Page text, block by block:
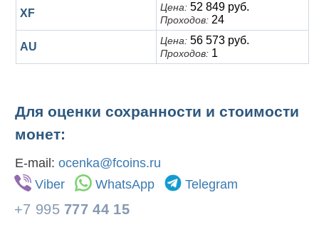
XF Цена: 52 849 руб.
Проходов: 24
AU Цена: 56 573 руб.
Проходов: 1
Для оценки сохранности и стоимости
монет:
E-mail: ocenka@fcoins.ru
Viber
WhatsApp Telegram
+7 995 777 44 15